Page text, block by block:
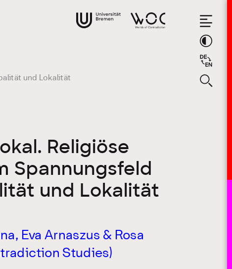
und Lokalität
Religiöse
Spannungsfeld
und Lokalität
Eva Arnaszus & Rosa
Studies)